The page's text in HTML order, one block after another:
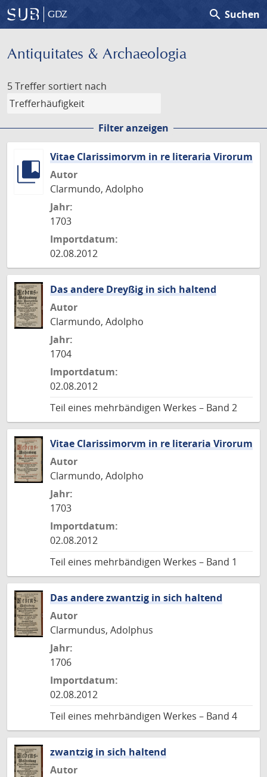
GDZ search Suchen
Antiquitates & Archaeologia
5 Treffer sortiert nach
Filter anzeigen
Vitae Clarissimorvm in re literaria Virorum
Autor
Clarmundo, Adolpho
Jahr:
1703
Importdatum:
02.08.2012
Das andere Dreyßig in sich haltend
Autor
Clarmundo, Adolpho
Jahr:
1704
Importdatum:
02.08.2012
Teil eines mehrbändigen Werkes – Band 2
Vitae Clarissimorvm in re literaria Virorum
Autor
Clarmundo, Adolpho
Jahr:
1703
Importdatum:
02.08.2012
Teil eines mehrbändigen Werkes – Band 1
Das andere zwantzig in sich haltend
Autor
Clarmundus, Adolphus
Jahr:
1706
Importdatum:
02.08.2012
Teil eines mehrbändigen Werkes – Band 4
zwantzig in sich haltend
Autor